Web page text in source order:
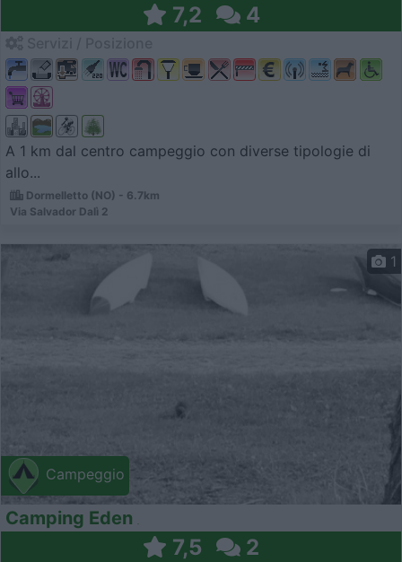
7,2 4
A 1 km dal centro campeggio con diverse tipologie di
allo...
Dormelletto (NO) - 6.7km
Via Salvador Dalì 2
Campeggio
1
Camping Eden
7,5 2